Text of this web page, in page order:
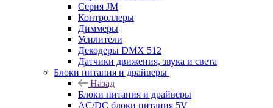
Серия JM
Контроллеры
Диммеры
Усилители
Декодеры DMX 512
Датчики движения, звука и света
Блоки питания и драйверы
Назад
Блоки питания и драйверы
AC/DC блоки питания 5V